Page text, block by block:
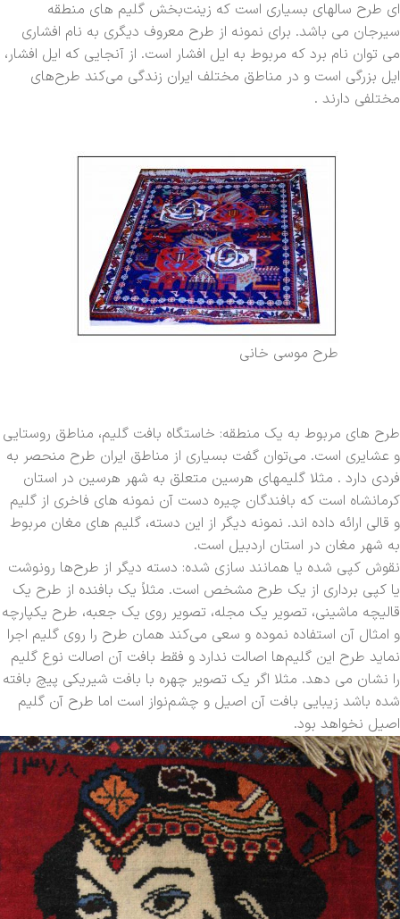
ای طرح سالهای بسیاری است که زینت‌بخش گلیم های منطقه
سیرجان می باشد. برای نمونه از طرح معروف دیگری به نام افشاری
می توان نام برد که مربوط به ایل افشار است. از آنجایی که ایل افشار،
ایل بزرگی است و در مناطق مختلف ایران زندگی می‌کند طرح‌های
مختلفی دارند .
طرح موسی خانی
طرح های مربوط به یک منطقه: خاستگاه بافت گلیم، مناطق روستایی
و عشایری است. می‌توان گفت بسیاری از مناطق ایران طرح منحصر به
فردی دارد . مثلا گلیمهای هرسین متعلق به شهر هرسین در استان
کرمانشاه است که بافندگان چیره دست آن نمونه های فاخری از گلیم
و قالی ارائه داده اند. نمونه دیگر از این دسته، گلیم های مغان مربوط
به شهر مغان در استان اردبیل است.
نقوش کپی شده یا همانند سازی شده: دسته دیگر از طرح‌ها رونوشت
یا کپی برداری از یک طرح مشخص است. مثلاً یک بافنده از طرح یک
قالیچه ماشینی، تصویر یک مجله، تصویر روی یک جعبه، طرح یکپارچه
و امثال آن استفاده نموده و سعی می‌کند همان طرح را روی گلیم اجرا
نماید طرح این گلیم‌ها اصالت ندارد و فقط بافت آن اصالت نوع گلیم
را نشان می دهد. مثلا اگر یک تصویر چهره با بافت شیریکی پیچ بافته
شده باشد زیبایی بافت آن اصیل و چشم‌نواز است اما طرح آن گلیم
اصیل نخواهد بود.